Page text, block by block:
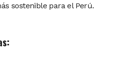
sostenible para el Perú.